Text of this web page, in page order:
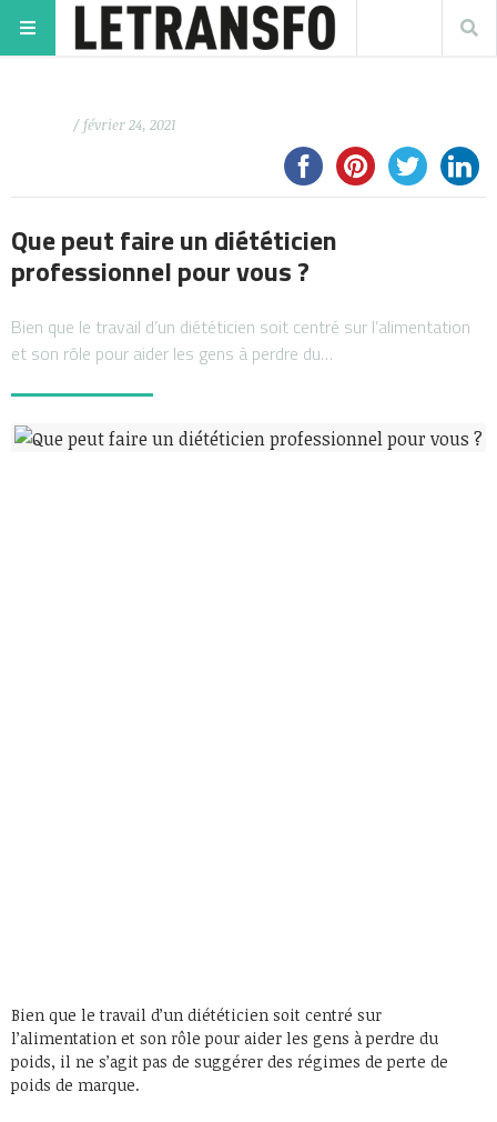
/ février 24, 2021
Que peut faire un diététicien
professionnel pour vous ?
Bien que le travail d’un diététicien soit centré sur l’alimentation
et son rôle pour aider les gens à perdre du…
Bien que le travail d’un diététicien soit centré sur
l’alimentation et son rôle pour aider les gens à perdre du
poids, il ne s’agit pas de suggérer des régimes de perte de
poids de marque.